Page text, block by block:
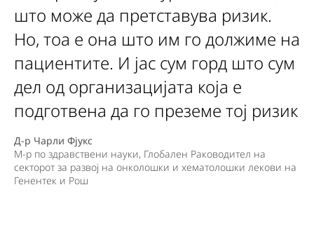
што може да претставува ризик.
Но, тоа е она што им го должиме на
пациентите. И јас сум горд што сум
дел од организацијата која е
подготвена да го преземе тој ризик
Д-р Чарли Фјукс
М-р по здравствени науки, Глобален Раководител на
секторот за развој на онколошки и хематолошки лекови на
Генентек и Рош